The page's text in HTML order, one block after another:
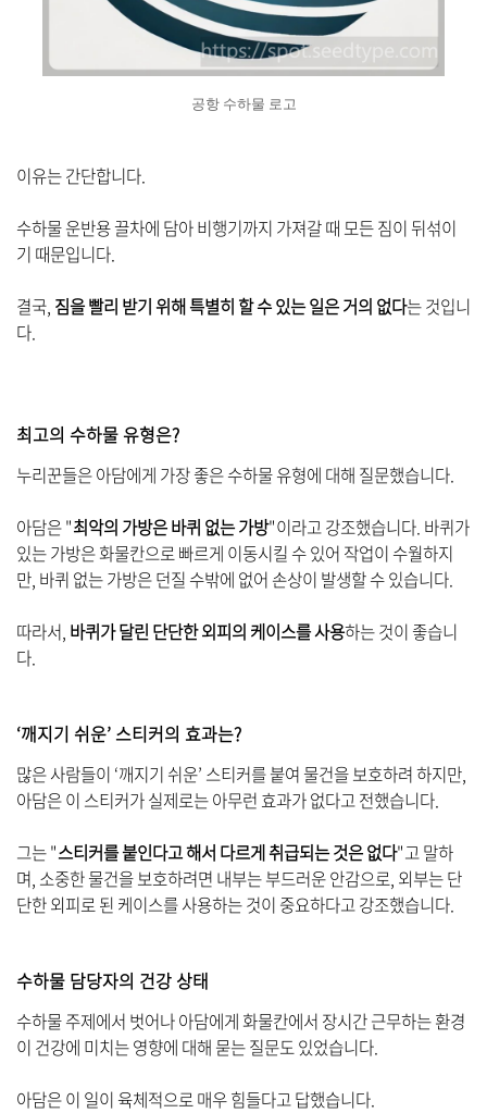
공항 수하물 로고
이유는 간단합니다.
수하물 운반용 끌차에 담아 비행기까지 가져갈 때 모든 짐이 뒤섞이
기 때문입니다.
결국, 짐을 빨리 받기 위해 특별히 할 수 있는 일은 거의 없다는 것입니
다.
최고의 수하물 유형은?
누리꾼들은 아담에게 가장 좋은 수하물 유형에 대해 질문했습니다.
아담은 "최악의 가방은 바퀴 없는 가방"이라고 강조했습니다. 바퀴가
있는 가방은 화물칸으로 빠르게 이동시킬 수 있어 작업이 수월하지
만, 바퀴 없는 가방은 던질 수밖에 없어 손상이 발생할 수 있습니다.
따라서, 바퀴가 달린 단단한 외피의 케이스를 사용하는 것이 좋습니
다.
‘깨지기 쉬운’ 스티커의 효과는?
많은 사람들이 ‘깨지기 쉬운’ 스티커를 붙여 물건을 보호하려 하지만,
아담은 이 스티커가 실제로는 아무런 효과가 없다고 전했습니다.
그는 "스티커를 붙인다고 해서 다르게 취급되는 것은 없다"고 말하
며, 소중한 물건을 보호하려면 내부는 부드러운 안감으로, 외부는 단
단한 외피로 된 케이스를 사용하는 것이 중요하다고 강조했습니다.
수하물 담당자의 건강 상태
수하물 주제에서 벗어나 아담에게 화물칸에서 장시간 근무하는 환경
이 건강에 미치는 영향에 대해 묻는 질문도 있었습니다.
아담은 이 일이 육체적으로 매우 힘들다고 답했습니다.